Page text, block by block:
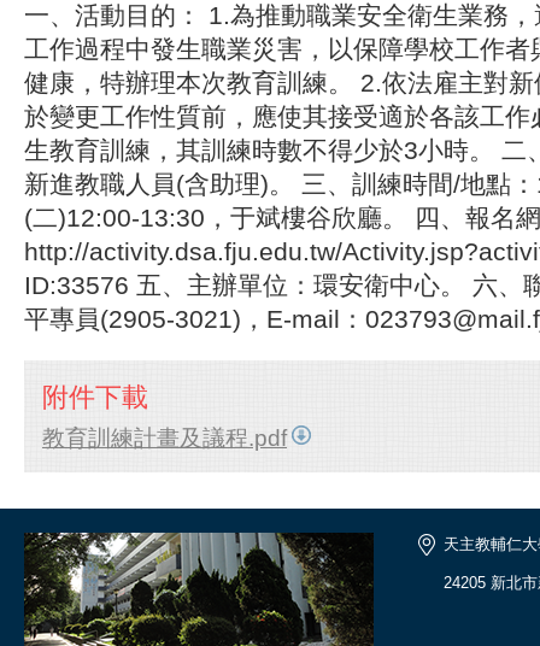
一、活動目的： 1.為推動職業安全衛生業務
工作過程中發生職業災害，以保障學校工作者
健康，特辦理本次教育訓練。 2.依法雇主對
於變更工作性質前，應使其接受適於各該工作
生教育訓練，其訓練時數不得少於3小時。 二
新進教職人員(含助理)。 三、訓練時間/地點
(二)12:00-13:30，于斌樓谷欣廳。 四、報名
http://activity.dsa.fju.edu.tw/
ID:33576 五、主辦單位：環安衛中心。 六、
平專員(2905-3021)，E-mail：
附件下載
教育訓練計畫及議程.pdf
天主教輔仁
24205 新北